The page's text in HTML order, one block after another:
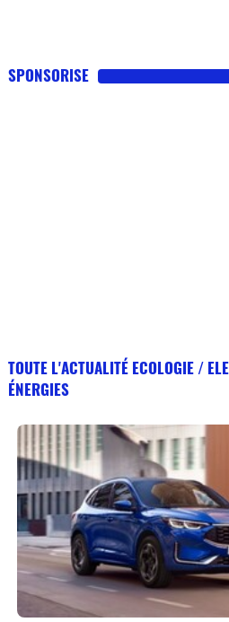
SPONSORISE
TOUTE L'ACTUALITÉ ECOLOGIE /
ÉNERGIES